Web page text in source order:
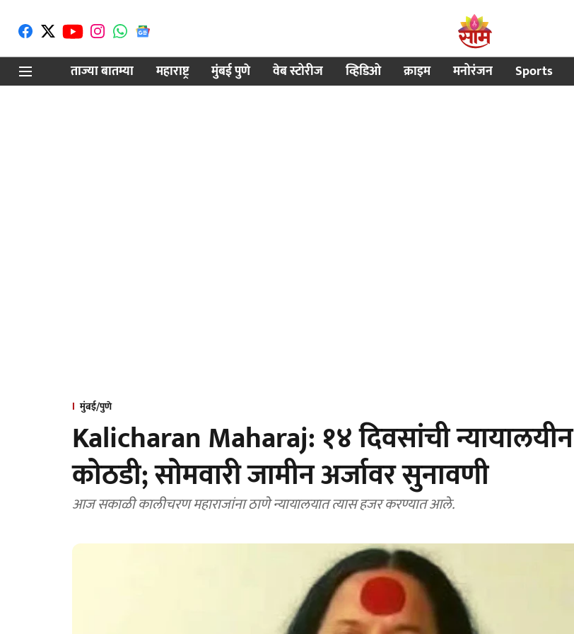
ताज्या बातम्या
महाराष्ट्र मुंबई पुणे वेब स्टोरीज व्हिडिओ क्राइम मनोरंजन Sports
मुंबई/पुणे
Kalicharan Maharaj: १४ दिवसांची न्यायालयीन
काेठडी; साेमवारी जामीन अर्जावर सुनावणी
आज सकाळी कालीचरण महाराजांना ठाणे न्यायालयात त्यास हजर करण्यात आले.